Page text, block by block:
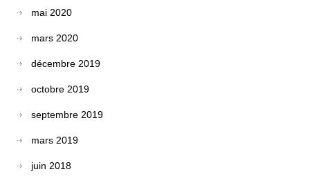
mai 2020
mars 2020
décembre 2019
octobre 2019
septembre 2019
mars 2019
juin 2018